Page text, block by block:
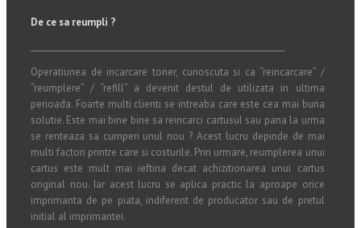
De ce sa reumpli ?
Operatiunea de incarcare toner, cunoscuta si ca “reincarcare” /
“reumplere” / “refill” a devenit destul de utilizata in ultima
perioada. Foarte multi clienti se intreaba care este cea mai buna
solutie. Este mai bine bine sa reincarci cartusul sau pana la urma
se renteaza sa cumperi unul nou ? Acest lucru depinde de mai
multi factori printre care si costurile. Prin urmare, reumplerea unui
cartus este mult mai ieftina decat achizitionarea unui cartus
original nou. Iar acest lucru se aplica practic la aproape orice
imprimanta de pe piata, indiferent de producator sau de pretul
initial al imprimantei.